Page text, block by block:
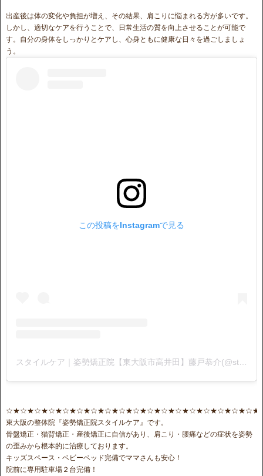
出産後は体の変化や負担が増え、その結果、肩こりに悩まれる方が多いです。
しかし、適切なケアを行うことで、日常生活の質を向上させることが可能で
す。自分の身体をしっかりとケアし、心身ともに健康な日々を過ごしましょ
う。
この投稿をInstagramで見る
東大阪の整体院『姿勢矯正院スタイルケア』です。
骨盤矯正・猫背矯正・産後矯正に自信があり、肩こり・腰痛などの症状を姿勢
の歪みから根本的に治療しております。
キッズスペース・ベビーベッド完備でママさんも安心！
院前に専用駐車場２台完備！